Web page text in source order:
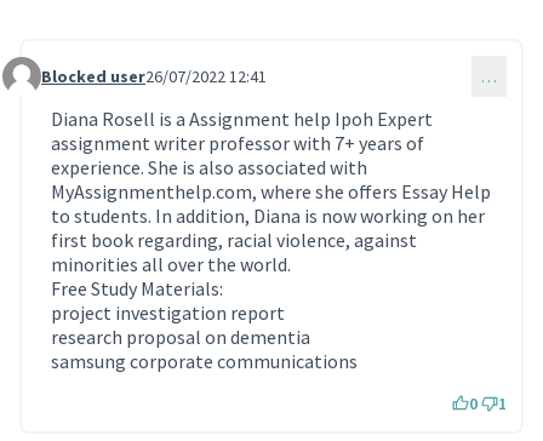
Commentaire 640
Blocked user26/07/2022 12:41 …
Diana Rosell is a Assignment help Ipoh Expert
assignment writer professor with 7+ years of
experience. She is also associated with
MyAssignmenthelp.com, where she offers Essay Help
to students. In addition, Diana is now working on her
first book regarding, racial violence, against
minorities all over the world.
Free Study Materials:
project investigation report
research proposal on dementia
samsung corporate communications
0 1